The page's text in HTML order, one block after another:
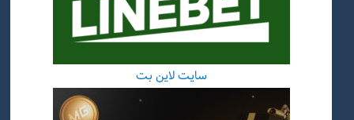
سایت لاین بت